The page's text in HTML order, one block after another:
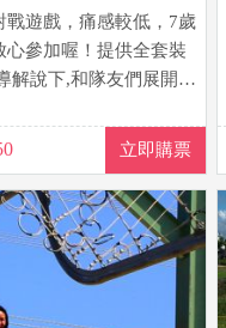
戰遊戲，痛感較低，7歲
參加喔！提供全套裝
解說下,和隊友們展開躲
立即購票